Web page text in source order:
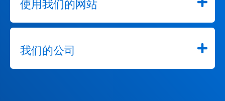
使用我们的网站
我们的公司